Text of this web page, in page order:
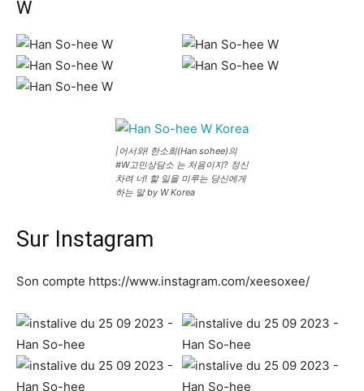
W
|어서와! 한소희(Han sohee)의
#W고민상담소 는 처음이지? 정신
차려 너! 할 일을 미루는 당신에게
하는 말 by W Korea
Sur Instagram
Son compte https://www.instagram.com/xeesoxee/